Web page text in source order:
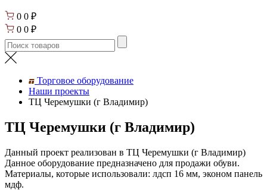
0 0 ₽
0 0 ₽
Торговое оборудование
Наши проекты
ТЦ Черемушки (г Владимир)
ТЦ Черемушки (г Владимир)
Данный проект реализован в ТЦ Черемушки (г Владимир)
Данное оборудование предназначено для продажи обуви.
Материалы, которые использовали: лдсп 16 мм, эконом панель
мдф.